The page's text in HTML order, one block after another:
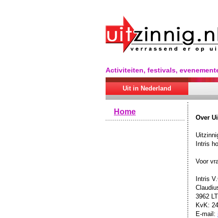
Activiteiten, festivals,
Uit in Nederland
Home
Over
Intris
Voor
Intris
3962
KvK:
E-mail: